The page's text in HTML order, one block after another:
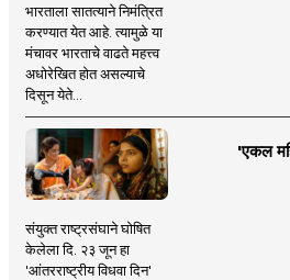
भारताला सातत्याने निमंत्रित
करण्यात येत आहे. त्यामुळे या
मंचावर भारताचे वाढते महत्त्व
अधोरेखित होत असल्याचे
दिसून येते...
'एकल
संयुक्त राष्ट्रसंघाने घोषित
केलेला दि. २३ जून हा
'आंतरराष्ट्रीय विधवा दिन'